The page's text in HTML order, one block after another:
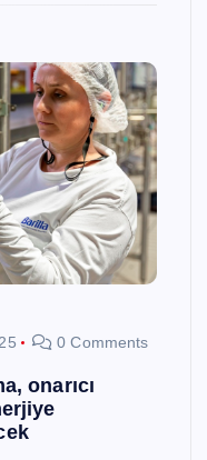
0 Comments
onarıcı